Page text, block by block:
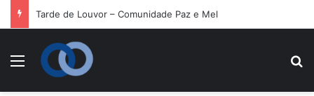
Tarde de Louvor – Comunidade Paz e Mel
Menu